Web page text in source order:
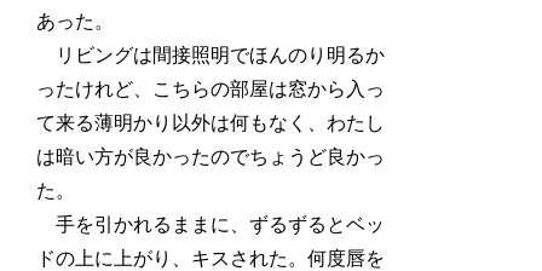
あった。
リビングは間接照明でほんのり明るか
ったけれど、こちらの部屋は窓から入っ
て来る薄明かり以外は何もなく、わたし
は暗い方が良かったのでちょうど良かっ
た。
手を引かれるままに、ずるずるとベッ
ドの上に上がり、キスされた。何度唇を